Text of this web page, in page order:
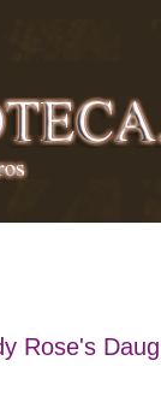
Rose's